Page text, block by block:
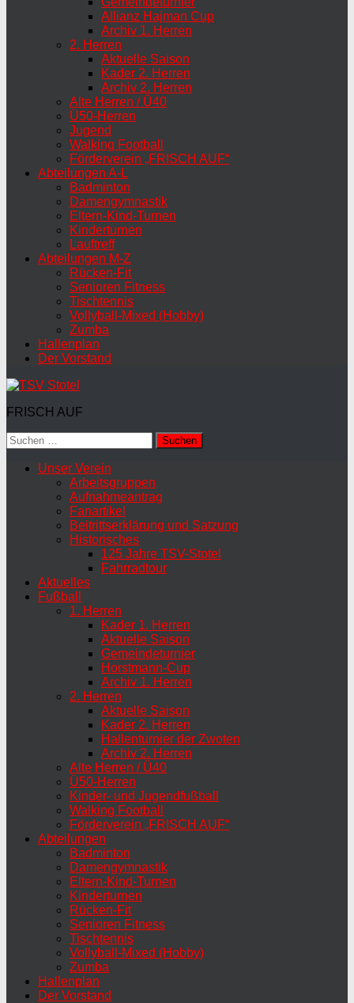
Allianz Hajman Cup
Archiv 1. Herren
2. Herren
Aktuelle Saison
Kader 2. Herren
Archiv 2. Herren
Alte Herren / Ü40
Ü50-Herren
Jugend
Walking Football
Förderverein „FRISCH AUF“
Abteilungen A-L
Badminton
Damengymnastik
Eltern-Kind-Turnen
Kinderturnen
Lauftreff
Abteilungen M-Z
Rücken-Fit
Senioren Fitness
Tischtennis
Vollyball-Mixed (Hobby)
Zumba
Hallenplan
Der Vorstand
FRISCH AUF
Suchen
nach:
Unser Verein
Arbeitsgruppen
Aufnahmeantrag
Fanartikel
Beitrittserklärung und Satzung
Historisches
125 Jahre TSV-Stotel
Fahrradtour
Aktuelles
Fußball
1. Herren
Kader 1. Herren
Aktuelle Saison
Gemeindeturnier
Horstmann-Cup
Archiv 1. Herren
2. Herren
Aktuelle Saison
Kader 2. Herren
Hallenturnier der Zwoten
Archiv 2. Herren
Alte Herren / Ü40
Ü50-Herren
Kinder- und Jugendfußball
Walking Football
Förderverein „FRISCH AUF“
Abteilungen
Badminton
Damengymnastik
Eltern-Kind-Turnen
Kinderturnen
Rücken-Fit
Senioren Fitness
Tischtennis
Vollyball-Mixed (Hobby)
Zumba
Hallenplan
Der Vorstand